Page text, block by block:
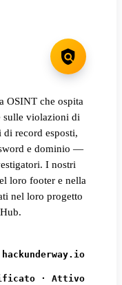
OSINT che ospita
sulle violazioni di
record esposti,
e dominio —
I nostri
loro footer e nella
nel loro progetto
hackunderway.io
· Attivo